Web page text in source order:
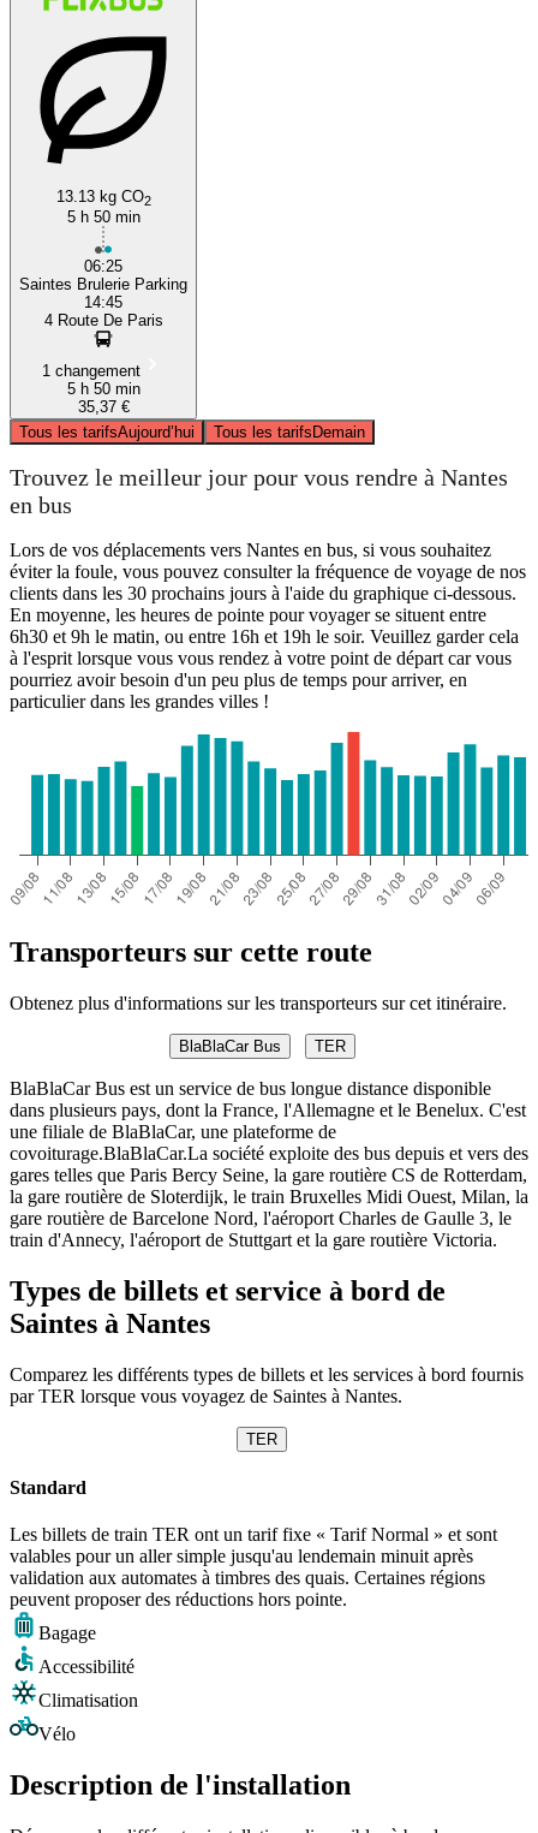
13.13 kg CO2
5 h 50 min
06:25
Saintes Brulerie Parking
14:45
4 Route De Paris
1 changement
5 h 50 min
35,37 €
Tous les tarifsAujourd’hui Tous les tarifsDemain
Trouvez le meilleur jour pour vous rendre à Nantes
en bus
Lors de vos déplacements vers Nantes en bus, si vous souhaitez
éviter la foule, vous pouvez consulter la fréquence de voyage de nos
clients dans les 30 prochains jours à l'aide du graphique ci-dessous.
En moyenne, les heures de pointe pour voyager se situent entre
6h30 et 9h le matin, ou entre 16h et 19h le soir. Veuillez garder cela
à l'esprit lorsque vous vous rendez à votre point de départ car vous
pourriez avoir besoin d'un peu plus de temps pour arriver, en
particulier dans les grandes villes !
Transporteurs sur cette route
Obtenez plus d'informations sur les transporteurs sur cet itinéraire.
BlaBlaCar Bus TER
BlaBlaCar Bus est un service de bus longue distance disponible
dans plusieurs pays, dont la France, l'Allemagne et le Benelux. C'est
une filiale de BlaBlaCar, une plateforme de
covoiturage.BlaBlaCar.La société exploite des bus depuis et vers des
gares telles que Paris Bercy Seine, la gare routière CS de Rotterdam,
la gare routière de Sloterdijk, le train Bruxelles Midi Ouest, Milan, la
gare routière de Barcelone Nord, l'aéroport Charles de Gaulle 3, le
train d'Annecy, l'aéroport de Stuttgart et la gare routière Victoria.
Types de billets et service à bord de
Saintes à Nantes
Comparez les différents types de billets et les services à bord fournis
par TER lorsque vous voyagez de Saintes à Nantes.
TER
Standard
Les billets de train TER ont un tarif fixe « Tarif Normal » et sont
valables pour un aller simple jusqu'au lendemain minuit après
validation aux automates à timbres des quais. Certaines régions
peuvent proposer des réductions hors pointe.
Bagage
Accessibilité
Climatisation
Vélo
Description de l'installation